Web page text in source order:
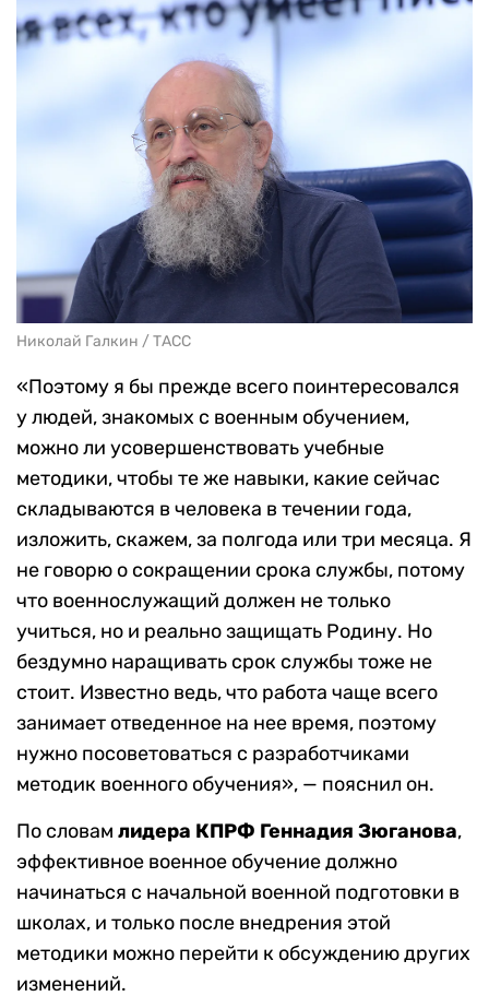
Николай Галкин / ТАСС
«Поэтому я бы прежде всего поинтересовался
у людей, знакомых с военным обучением,
можно ли усовершенствовать учебные
методики, чтобы те же навыки, какие сейчас
складываются в человека в течении года,
изложить, скажем, за полгода или три месяца. Я
не говорю о сокращении срока службы, потому
что военнослужащий должен не только
учиться, но и реально защищать Родину. Но
бездумно наращивать срок службы тоже не
стоит. Известно ведь, что работа чаще всего
занимает отведенное на нее время, поэтому
нужно посоветоваться с разработчиками
методик военного обучения», — пояснил он.
По словам лидера КПРФ Геннадия Зюганова,
эффективное военное обучение должно
начинаться с начальной военной подготовки в
школах, и только после внедрения этой
методики можно перейти к обсуждению других
изменений.